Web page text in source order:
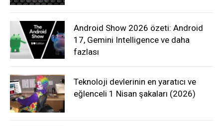
Android Show 2026 özeti: Android
17, Gemini Intelligence ve daha
fazlası
Teknoloji devlerinin en yaratıcı ve
eğlenceli 1 Nisan şakaları (2026)